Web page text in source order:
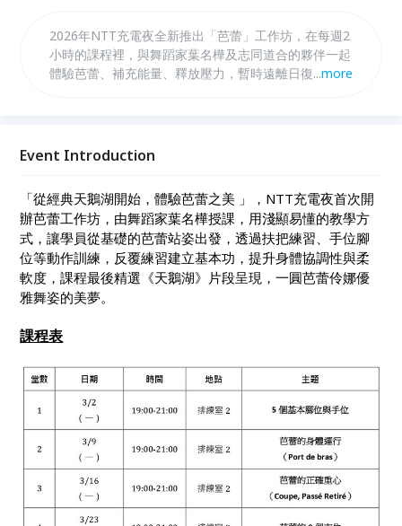
2026年NTT充電夜全新推出「芭蕾」工作坊，在每週2
小時的課程裡，與舞蹈家葉名樺及志同道合的夥伴一起
體驗芭蕾、補充能量、釋放壓力，暫時遠離日復一日的
...more
Event Introduction
「從經典天鵝湖開始，體驗芭蕾之美 」， NTT充電夜首次開
辦芭蕾工作坊，由舞蹈家葉名樺授課，用淺顯易懂的教學方
式，讓學員從基礎的芭蕾站姿出發，透過扶把練習、手位腳
位等動作訓練，反覆練習建立基本功，提升身體協調性與柔
軟度，課程最後精選 《天鵝湖》片段呈現，一圓芭蕾伶娜優
雅舞姿的美夢。
課程表